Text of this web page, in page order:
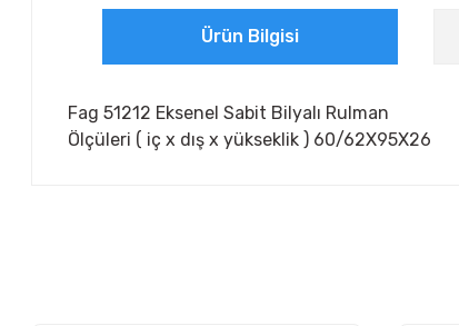
Ürün Bilgisi
Fag 51212 Eksenel Sabit Bilyalı Rulman
Ölçüleri ( iç x dış x yükseklik ) 60/62X95X26